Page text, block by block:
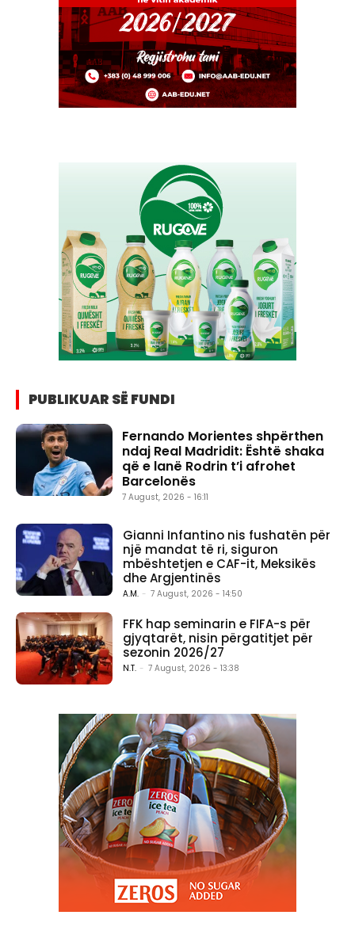
PUBLIKUAR SË FUNDI
Fernando Morientes shpërthen
ndaj Real Madridit: Është shaka
që e lanë Rodrin t’i afrohet
Barcelonës
7 August, 2026 - 16:11
Gianni Infantino nis fushatën për
një mandat të ri, siguron
mbështetjen e CAF-it, Meksikës
dhe Argjentinës
A.M. - 7 August, 2026 - 14:50
FFK hap seminarin e FIFA-s për
gjyqtarët, nisin përgatitjet për
sezonin 2026/27
N.T. - 7 August, 2026 - 13:38